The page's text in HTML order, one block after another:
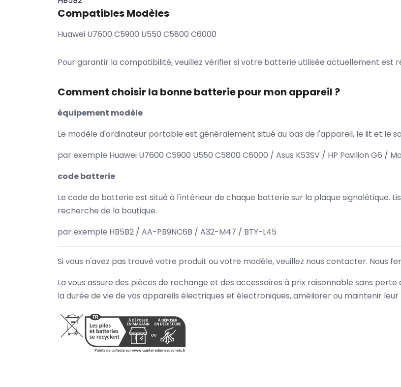
Compatibles Modèles
Huawei U7600 C5900 U550 C5800 C6000
Pour garantir la compatibilité, veuillez vérifier si votre batterie utilisée actuellement est
Comment choisir la bonne batterie pour mon appareil ?
équipement modèle
Le modèle d'ordinateur portable est généralement situé au bas de l'appareil, le lit et le
par exemple Huawei U7600 C5900 U550 C5800 C6000 / Asus K53SV / HP Pavilion G6 /
code batterie
Le code de batterie est situé à l'intérieur de chaque batterie sur la plaque signalétique.
recherche de la boutique.
par exemple HB5B2 / AA-PB9NC6B / A32-M47 / BTY-L45
Si vous n'avez pas trouvé votre produit ou votre modèle, veuillez nous contacter. Nous
La vous assure des pièces de rechange et des accessoires à prix raisonnable sans
la durée de vie de vos appareils électriques et électroniques, améliorer ou maintenir